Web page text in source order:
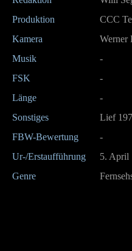
Produktion
CCC
Kamera
Werner
Musik
-
FSK
-
Länge
-
Sonstiges
Lief
FBW-Bewertung
-
Ur-/Erstaufführung
5. April
Genre